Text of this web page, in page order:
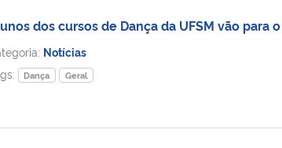
dos cursos de Dança da UFSM vão para
Notícias
Dança Geral